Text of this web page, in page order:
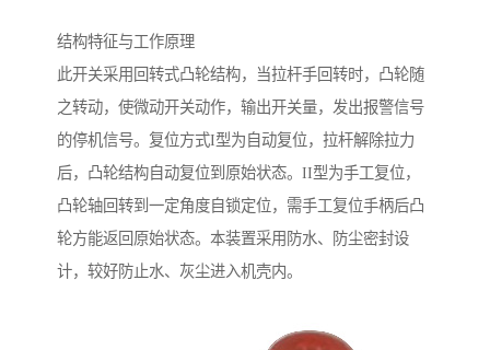
结构特征与工作原理
此开关采用回转式凸轮结构，当拉杆手回转时，凸轮随
之转动，使微动开关动作，输出开关量，发出报警信号
的停机信号。复位方式I型为自动复位，拉杆解除拉力
后，凸轮结构自动复位到原始状态。II型为手工复位，
凸轮轴回转到一定角度自锁定位，需手工复位手柄后凸
轮方能返回原始状态。本装置采用防水、防尘密封设
计，较好防止水、灰尘进入机壳内。